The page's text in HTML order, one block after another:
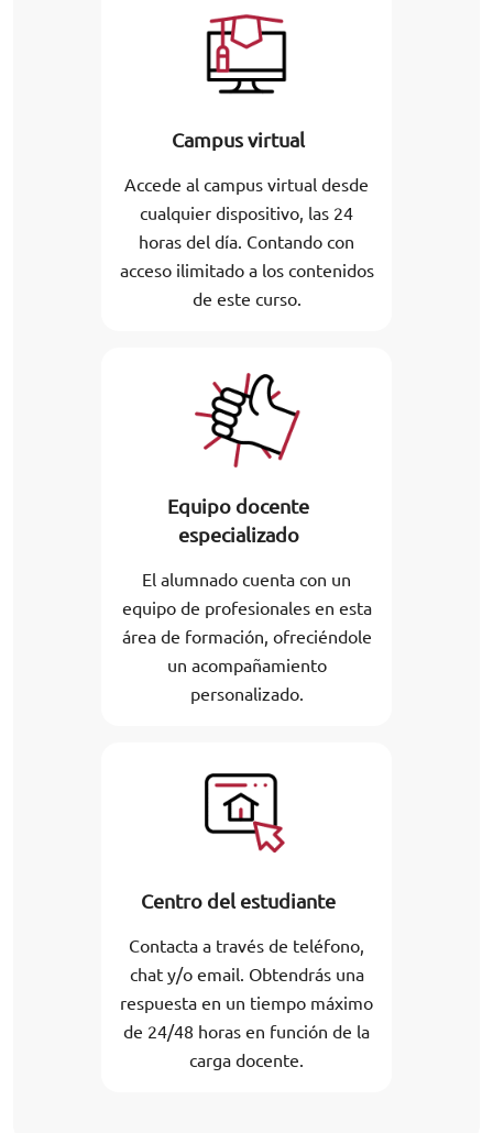
Campus virtual
Accede al campus virtual desde
cualquier dispositivo, las 24
horas del día. Contando con
acceso ilimitado a los contenidos
de este curso.
Equipo docente
especializado
El alumnado cuenta con un
equipo de profesionales en esta
área de formación, ofreciéndole
un acompañamiento
personalizado.
Centro del estudiante
Contacta a través de teléfono,
chat y/o email. Obtendrás una
respuesta en un tiempo máximo
de 24/48 horas en función de la
carga docente.